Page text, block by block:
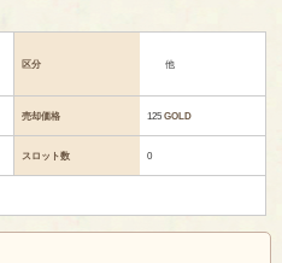
区分 他
売却価格 125GOLD
スロット数 0